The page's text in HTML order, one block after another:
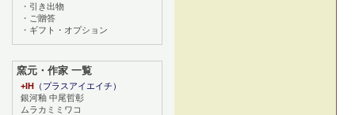
・ 引き出物
・ ご贈答
・ ギフト・オプション
窯元・作家 一覧
+IH （プラスアイエイチ）
銀河釉 中尾哲彰
ムラカミミワコ